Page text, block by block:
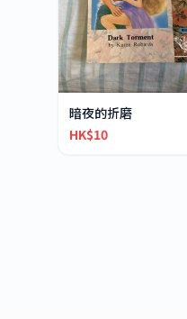
暗夜的折磨
HK$10